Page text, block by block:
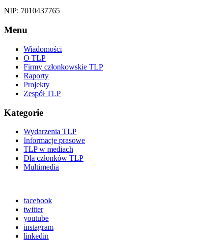
NIP: 7010437765
Menu
Wiadomości
O TLP
Firmy członkowskie TLP
Raporty
Projekty
Zespół TLP
Kategorie
Wydarzenia TLP
Informacje prasowe
TLP w mediach
Dla członków TLP
Multimedia
facebook
twitter
youtube
instagram
linkedin